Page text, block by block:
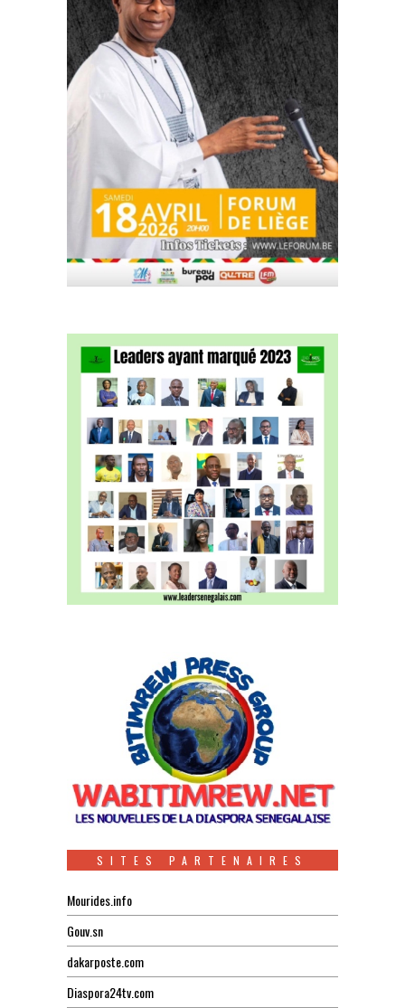
SITES PARTENAIRES
Mourides.info
Gouv.sn
dakarposte.com
Diaspora24tv.com